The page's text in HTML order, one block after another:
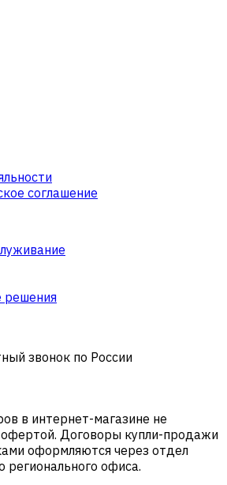
соглашение
решения
звонок по России
в интернет-магазине не
офертой. Договоры купли-продажи
оформляются через отдел
офиса.